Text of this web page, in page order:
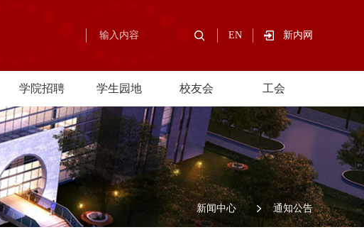
EN 新内网
学院招聘 学生园地 校友会 工会
/新闻中心 / 通知公告